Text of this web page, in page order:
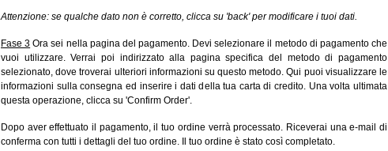
Attenzione: se qualche dato non è corretto, clicca su 'back' per modificare i tuoi dati.
Fase 3 Ora sei nella pagina del pagamento. Devi selezionare il metodo di pagamento che
vuoi utilizzare. Verrai poi indirizzato alla pagina specifica del metodo di pagamento
selezionato, dove troverai ulteriori informazioni su questo metodo. Qui puoi visualizzare le
informazioni sulla consegna ed inserire i dati della tua carta di credito. Una volta ultimata
questa operazione, clicca su 'Confirm Order'.
Dopo aver effettuato il pagamento, il tuo ordine verrà processato. Riceverai una e-mail di
conferma con tutti i dettagli del tuo ordine. Il tuo ordine è stato così completato.